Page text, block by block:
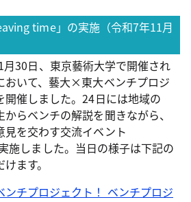
time」の実施（令和7年11月
30日、東京藝術大学で開催され
おいて、藝大×東大ベンチプロジ
開催しました。24日には地域の
らベンチの解説を聞きながら、
を交わす交流イベント
施しました。当日の様子は下記の
ます。
チプロジェクト！ ベンチプロジ